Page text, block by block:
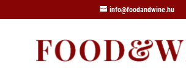
info@foodandwine.hu